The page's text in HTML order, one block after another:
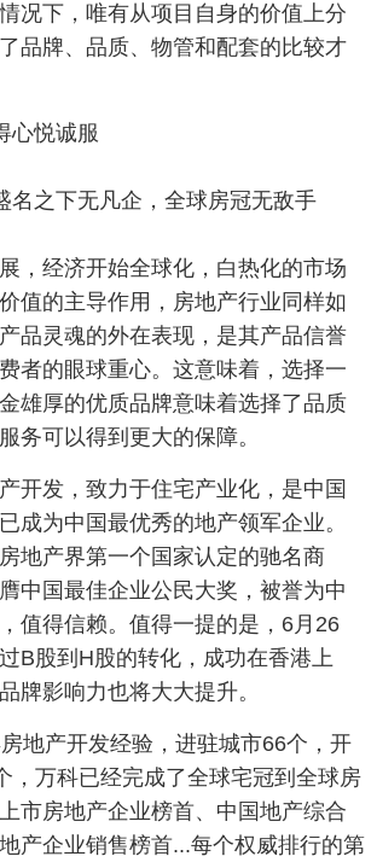
况下，唯有从项目自身的价值上分
品牌、品质、物管和配套的比较才
心悦诚服
名之下无凡企，全球房冠无敌手
，经济开始全球化，白热化的市场
值的主导作用，房地产行业同样如
品灵魂的外在表现，是其产品信誉
者的眼球重心。这意味着，选择一
雄厚的优质品牌意味着选择了品质
务可以得到更大的保障。
开发，致力于住宅产业化，是中国
成为中国最优秀的地产领军企业。
地产界第一个国家认定的驰名商
中国最佳企业公民大奖，被誉为中
值得信赖。值得一提的是，6月26
B股到H股的转化，成功在香港上
牌影响力也将大大提升。
地产开发经验，进驻城市66个，开
，万科已经完成了全球宅冠到全球房
市房地产企业榜首、中国地产综合
产企业销售榜首...每个权威排行的第